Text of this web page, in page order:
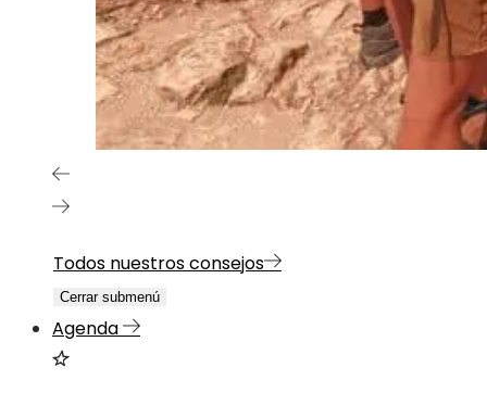
Todos nuestros consejos
Cerrar submenú
Agenda